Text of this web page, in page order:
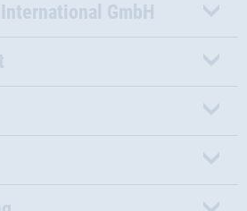
GmbH